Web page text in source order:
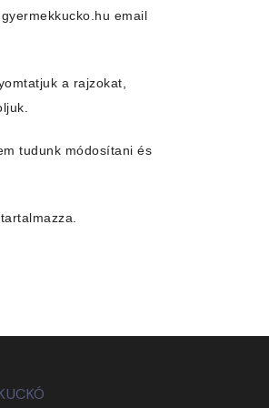
email
a rajzokat,
tudunk módosítani és